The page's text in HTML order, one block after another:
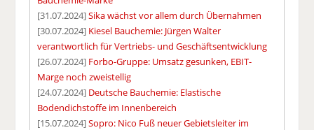
[31.07.2024]Sika wächst vor allem durch Übernahmen
[30.07.2024] Kiesel Bauchemie: Jürgen Walter
verantwortlich für Vertriebs- und Geschäftsentwicklung
[26.07.2024] Forbo-Gruppe: Umsatz gesunken, EBIT-
Marge noch zweistellig
[24.07.2024] Deutsche Bauchemie: Elastische
Bodendichstoffe im Innenbereich
[15.07.2024]Sopro: Nico Fuß neuer Gebietsleiter im